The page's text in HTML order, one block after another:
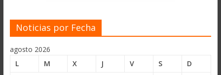
Noticias por Fecha
agosto 2026
L
M X J V S
D